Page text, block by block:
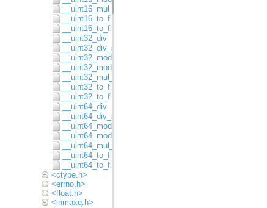
__uint16_mul_8x8
__uint16_to_float32
__uint16_to_float64
__uint32_div
__uint32_div_asgn
__uint32_mod
__uint32_mod_asgn
__uint32_mul_16x16
__uint32_to_float32
__uint32_to_float64
__uint64_div
__uint64_div_asgn
__uint64_mod
__uint64_mod_asgn
__uint64_mul_32x32
__uint64_to_float32
__uint64_to_float64
<ctype.h>
<errno.h>
<float.h>
<inmaxq.h>